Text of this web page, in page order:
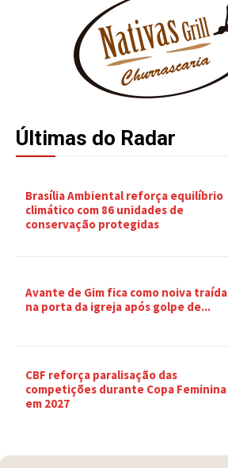
Últimas do Radar
Brasília Ambiental reforça equilíbrio
climático com 86 unidades de
conservação protegidas
Avante de Gim fica como noiva traída
na porta da igreja após golpe de...
CBF reforça paralisação das
competições durante Copa Feminina
em 2027